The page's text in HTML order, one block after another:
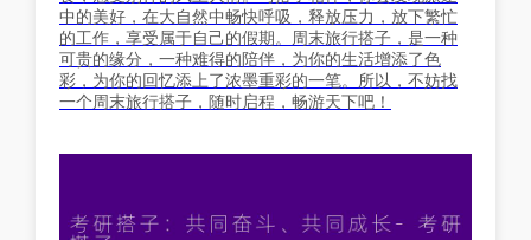
中的美好，在大自然中畅快呼吸，释放压力，放下繁忙
的工作，享受属于自己的假期。周末旅行搭子，是一种
可贵的缘分，一种难得的陪伴，为你的生活增添了色
彩，为你的回忆添上了浓墨重彩的一笔。所以，不妨找
一个周末旅行搭子，随时启程，畅游天下吧！